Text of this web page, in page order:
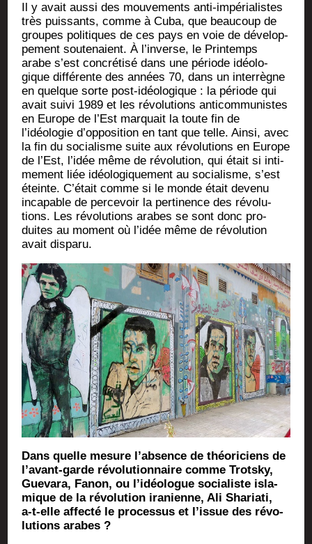
Il y avait aus­si des mou­ve­ments anti-impé­ria­listes
très puis­sants, comme à Cuba, que beau­coup de
groupes poli­tiques de ces pays en voie de déve­lop­
pe­ment sou­te­naient. À l’inverse, le Prin­temps
arabe s’est concré­ti­sé dans une période idéo­lo­
gique dif­fé­rente des années 70, dans un inter­règne
en quelque sorte post-idéo­lo­gique : la période qui
avait sui­vi 1989 et les révo­lu­tions anti­com­mu­nistes
en Europe de l’Est mar­quait la toute fin de
l’idéologie d’opposition en tant que telle. Ain­si, avec
la fin du socia­lisme suite aux révo­lu­tions en Europe
de l’Est, l’idée même de révo­lu­tion, qui était si inti­
me­ment liée idéo­lo­gi­que­ment au socia­lisme, s’est
éteinte. C’était comme si le monde était deve­nu
inca­pable de per­ce­voir la per­ti­nence des révo­lu­
tions. Les révo­lu­tions arabes se sont donc pro­
duites au moment où l’idée même de révo­lu­tion
avait disparu.
Dans quelle mesure l’absence de théo­ri­ciens de
l’avant-garde révo­lu­tion­naire comme Trots­ky,
Gue­va­ra, Fanon, ou l’idéologue socia­liste isla­
mique de la révo­lu­tion ira­nienne, Ali Sha­ria­ti,
a‑t-elle affec­té le pro­ces­sus et l’issue des révo­
lu­tions arabes ?